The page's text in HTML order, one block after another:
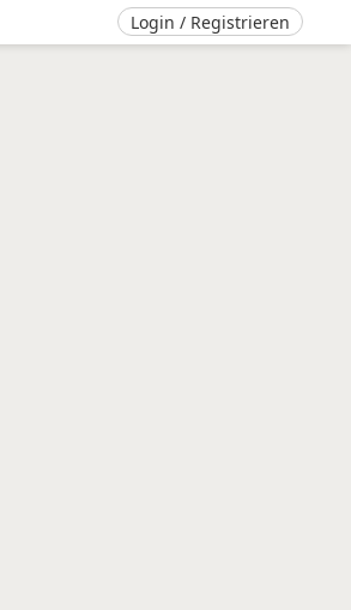
Login / Registrieren